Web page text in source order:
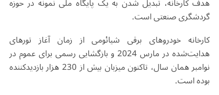
گردشگری صنعتی است.
کارخانه خودروهای برقی شیائومی از زمان آغاز تورهای
هدایت‌شده در مارس 2024 و بازگشایی رسمی برای عموم در
نوامبر همان سال، تاکنون میزبان بیش از 230 هزار بازدیدکننده
بوده است.